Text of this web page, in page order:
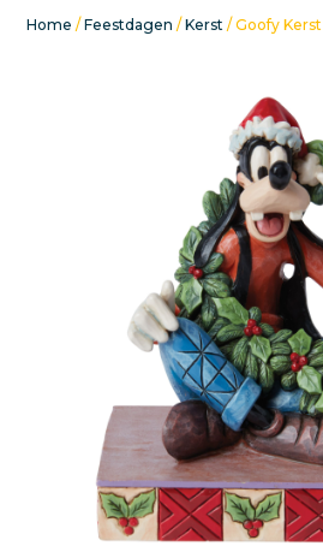
Home /Feestdagen /Kerst / Goofy Kerst